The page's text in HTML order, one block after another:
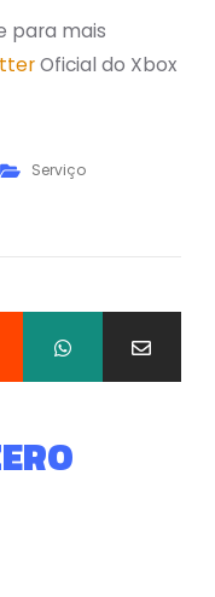
para mais
Oficial do Xbox
Serviço